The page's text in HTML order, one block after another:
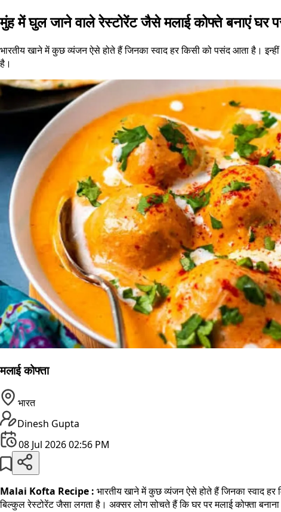
मुंह में घुल जाने वाले रेस्टोरेंट जैसे मलाई कोफ्ते बनाएं घर
भारतीय खाने में कुछ व्यंजन ऐसे होते हैं जिनका स्वाद हर किसी को पसंद आता है।
है।
मलाई कोफ्ता
भारत
Dinesh Gupta
08 Jul 2026 02:56 PM
Malai Kofta Recipe : भारतीय खाने में कुछ व्यंजन ऐसे होते हैं जिनका स्वाद
बिल्कुल रेस्टोरेंट जैसा लगता है। अक्सर लोग सोचते हैं कि घर पर मलाई कोफ्ता